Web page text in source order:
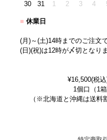
30
31 1 2 3 4
■ 休業日
(月)～(土)14時までのご注文
(日)(祝)は12時が〆切となり
¥16,500(税
1個口（1
（※北海道と沖縄は送料